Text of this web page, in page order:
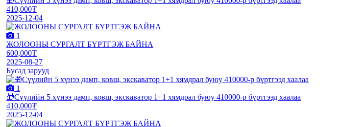
410,000₮
2025-12-04
1
ЖОЛООНЫ СУРГАЛТ БҮРТГЭЖ БАЙНА
600,000₮
2025-08-27
Бусад зарууд
1
🎁Сүүлийн 5 хүнээ дамп, ковш, экскаватор 1+1 хямдрал буюу 410000-р бүртгээд хаалаа
410,000₮
2025-12-04